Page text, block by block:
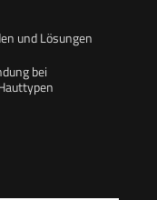
und Lösungen
bei